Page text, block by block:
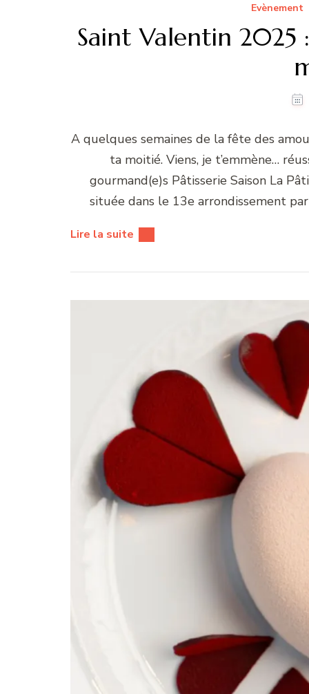
Evènement
Saint Valentin 2025
A quelques semaines de la fête des
ta moitié. Viens, je t’emmène…
gourmand(e)s Pâtisserie Saison La
située dans le 13e arrondissement
Lire la suite